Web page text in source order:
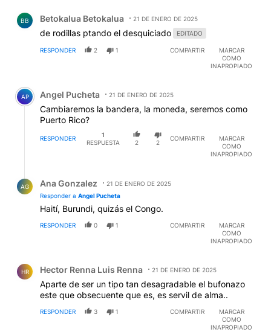
BB Betokalua Betokalua 21 DE ENERO DE 2025
de rodillas ptando el desquiciado EDITADO
RESPONDER 2 1 COMPARTIR
MARCAR
COMO
INAPROPIADO
Comentario de Angel Pucheta.
AP Angel Pucheta 21 DE ENERO DE 2025
Cambiaremos la bandera, la moneda, seremos como
Puerto Rico?
RESPONDER
1
RESPUESTA
2 2
COMPARTIR
MARCAR
COMO
INAPROPIADO
AG Ana Gonzalez
21 DE ENERO DE 2025
Responder a Angel Pucheta
Haití, Burundi, quizás el Congo.
RESPONDER 0 1 COMPARTIR
MARCAR
COMO
INAPROPIADO
HR Hector Renna Luis Renna 21 DE ENERO DE 2025
Aparte de ser un tipo tan desagradable el bufonazo
este que obsecuente que es, es servil de alma..
RESPONDER 3 1 COMPARTIR
MARCAR
COMO
INAPROPIADO